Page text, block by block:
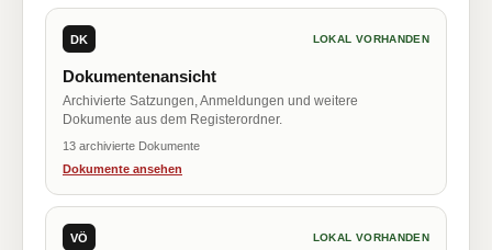
DK LOKAL VORHANDEN
Dokumentenansicht
Archivierte Satzungen, Anmeldungen und weitere
Dokumente aus dem Registerordner.
13 archivierte Dokumente
Dokumente ansehen
VÖ LOKAL VORHANDEN